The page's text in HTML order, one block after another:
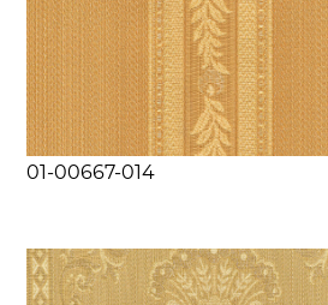
01-00667-014